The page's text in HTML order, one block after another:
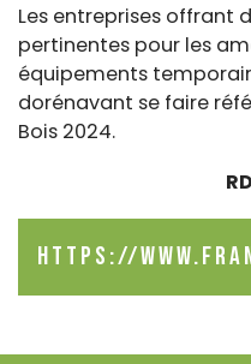
Les entreprises offrant
pertinentes pour les
équipements
dorénavant se faire
Bois 2024.
https://